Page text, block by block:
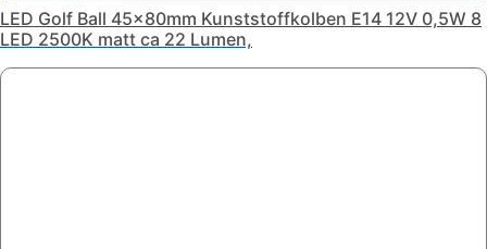
LED Golf Ball 45x80mm Kunststoffkolben E14 12V 0,5W 8
LED 2500K matt ca 22 Lumen,